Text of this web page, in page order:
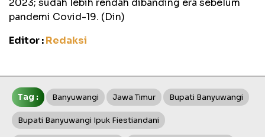
pandemi Covid-19. (Din)
Editor :Redaksi
Tag : Banyuwangi Jawa Timur Bupati Banyuwangi
Bupati Banyuwangi Ipuk Fiestiandani